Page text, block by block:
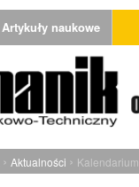
Artykuły naukowe
› Aktualności › Kalendarium